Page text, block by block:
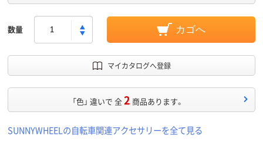
数量 カゴへ
マイカタログへ登録
「色」 違いで 全2 商品あります。
SUNNYWHEELの自転車関連アクセサリーを全て見る